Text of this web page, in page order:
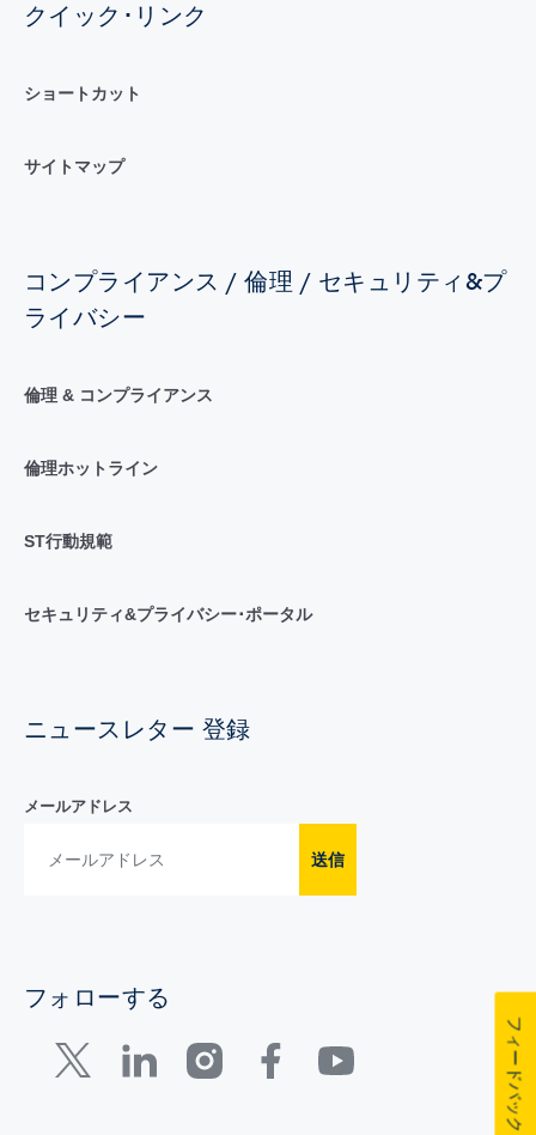
クイック･リンク
ショートカット
サイトマップ
コンプライアンス / 倫理 / セキュリティ&プ
ライバシー
倫理 & コンプライアンス
倫理ホットライン
ST行動規範
セキュリティ&プライバシー･ポータル
ニュースレター 登録
メールアドレス
送信
フォローする
フィードバック